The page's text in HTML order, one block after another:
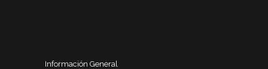
Información General